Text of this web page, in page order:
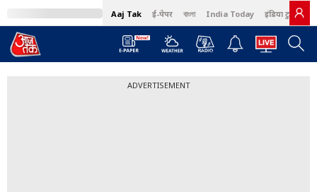
Aaj Tak ई-पेपर বাংলা India Today इंडिया टुडे हिंदी
ADVERTISEMENT